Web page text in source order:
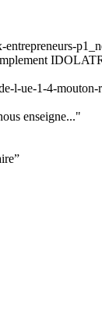
l-ue-1-4-
enseigne..."